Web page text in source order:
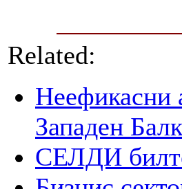
Related:
Неефикасни
Западен
СЕЛДИ